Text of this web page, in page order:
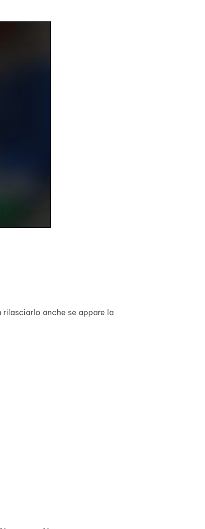
anche se appare la